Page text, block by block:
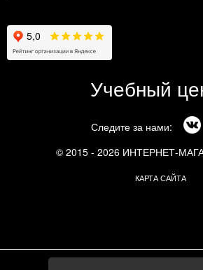
Учебный
Следите за нами:
© 2015 - 2026 ИНТЕРНЕТ-
КАРТА САЙТА